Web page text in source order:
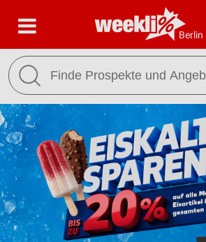
Berlin